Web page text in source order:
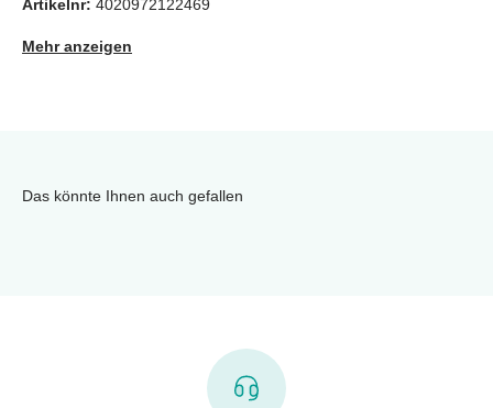
Artikelnr: 4020972122469
Mehr anzeigen
Das könnte Ihnen auch gefallen